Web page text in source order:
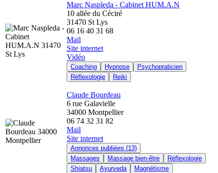
Marc Naspleda - Cabinet HUM.A.N
10 allée du Céciré
31470 St Lys
06 16 40 31 68
Mail
Site internet
Vidéo
Coaching Hypnose
Psychopraticien
Réflexologie
Reiki
Claude Bourdeau
6 rue Galavielle
34000 Montpellier
06 74 32 31 82
Mail
Site internet
Annonces publiées (13)
Massages
Massage bien-être
Réflexologie
Shiatsu
Ayurveda Magnétisme